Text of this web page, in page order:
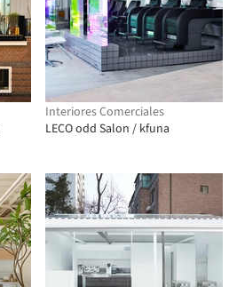
Interiores Comerciales
LECO odd Salon / kfuna